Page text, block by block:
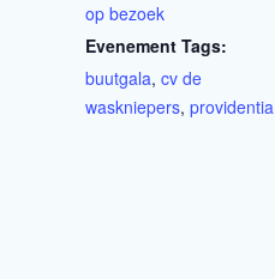
op bezoek
Evenement Tags:
buutgala,cv de
waskniepers,providentia